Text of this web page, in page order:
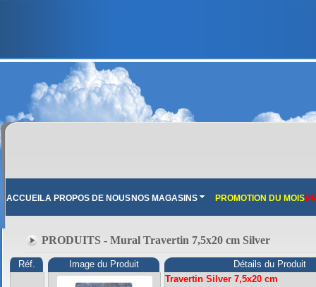
ACCUEILA PROPOS DE NOUS NOS MAGASINS PROMOTION DU MOIS
PRODUITS - Mural Travertin 7,5x20 cm Silver
Réf. Image du Produit Détails du Produit
Travertin Silver 7,5x20 cm